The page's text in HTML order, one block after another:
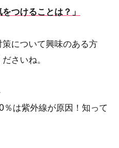
つけることは？」
について興味のある方
さいね。
％は紫外線が原因！知って